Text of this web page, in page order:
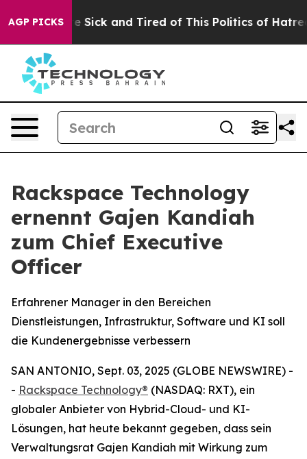
AGP PICKS
Are Sick and Tired of This Politics of Hatred”
Rackspace Technology
ernennt Gajen Kandiah
zum Chief Executive
Officer
Erfahrener Manager in den Bereichen
Dienstleistungen, Infrastruktur, Software und KI soll
die Kundenergebnisse verbessern
SAN ANTONIO, Sept. 03, 2025 (GLOBE NEWSWIRE) -
- Rackspace Technology® (NASDAQ: RXT), ein
globaler Anbieter von Hybrid-Cloud- und KI-
Lösungen, hat heute bekannt gegeben, dass sein
Verwaltungsrat Gajen Kandiah mit Wirkung zum